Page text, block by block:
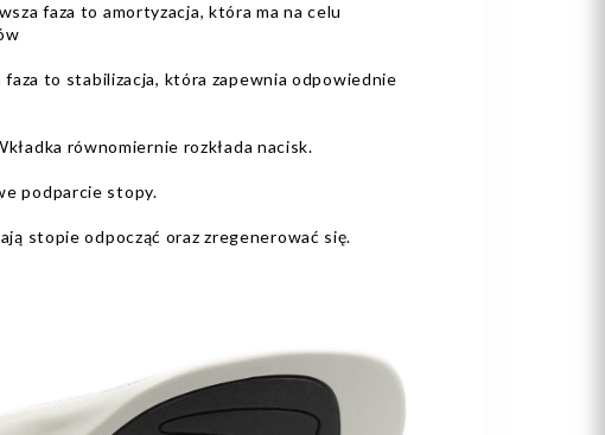
faza to amortyzacja, która ma na celu
faza to stabilizacja, która zapewnia odpowiednie
równomiernie rozkłada nacisk.
podparcie stopy.
stopie odpocząć oraz zregenerować się.